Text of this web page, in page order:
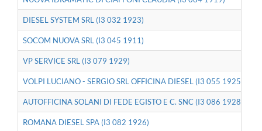
DIESEL SYSTEM SRL (I3 032 1923)
SOCOM NUOVA SRL (I3 045 1911)
VP SERVICE SRL (I3 079 1929)
VOLPI LUCIANO - SERGIO SRL OFFICINA DIESEL (I3 055 1925)
AUTOFFICINA SOLANI DI FEDE EGISTO E C. SNC (I3 086 1928)
ROMANA DIESEL SPA (I3 082 1926)